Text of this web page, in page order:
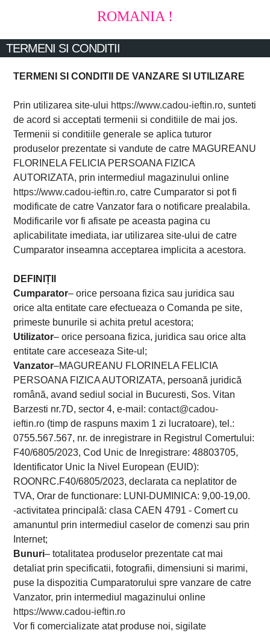
ROMANIA !
TERMENI SI CONDITII
TERMENI SI CONDITII DE VANZARE SI UTILIZARE
Prin utilizarea site-ului https://www.cadou-ieftin.ro, sunteti
de acord si acceptati termenii si conditiile de mai jos.
Termenii si conditiile generale se aplica tuturor
produselor prezentate si vandute de catre MAGUREANU
FLORINELA FELICIA PERSOANA FIZICA
AUTORIZATA, prin intermediul magazinului online
https://www.cadou-ieftin.ro, catre Cumparator si pot fi
modificate de catre Vanzator fara o notificare prealabila.
Modificarile vor fi afisate pe aceasta pagina cu
aplicabilitate imediata, iar utilizarea site-ului de catre
Cumparator inseamna acceptarea implicita a acestora.
DEFINIȚII
Cumparator– orice persoana fizica sau juridica sau
orice alta entitate care efectueaza o Comanda pe site,
primeste bunurile si achita pretul acestora;
Utilizator– orice persoana fizica, juridica sau orice alta
entitate care acceseaza Site-ul;
Vanzator–MAGUREANU FLORINELA FELICIA
PERSOANA FIZICA AUTORIZATA, persoană juridică
română, avand sediul social in Bucuresti, Sos. Vitan
Barzesti nr.7D, sector 4, e-mail:contact@cadou-
ieftin.ro (timp de raspuns maxim 1 zi lucratoare), tel.:
0755.567.567, nr. de inregistrare in Registrul Comertului:
F40/6805/2023, Cod Unic de Inregistrare: 48803705,
Identificator Unic la Nivel European (EUID):
ROONRC.F40/6805/2023, declarata ca neplatitor de
TVA, Orar de functionare: LUNI-DUMINICA: 9,00-19,00.
-activitatea principală: clasa CAEN 4791 -Comert cu
amanuntul prin intermediul caselor de comenzi sau prin
Internet;
Bunuri– totalitatea produselor prezentate cat mai
detaliat prin specificatii, fotografii, dimensiuni si marimi,
puse la dispozitia Cumparatorului spre vanzare de catre
Vanzator, prin intermediul magazinului online
https://www.cadou-ieftin.ro
Vor fi comercializate atat produse noi, sigilate